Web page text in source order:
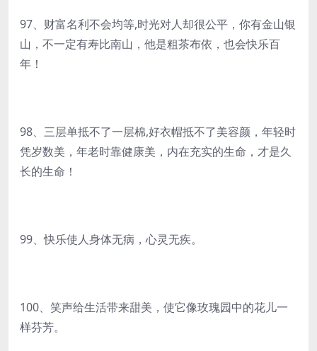
97、财富名利不会均等,时光对人却很公平，你有金山银
山，不一定有寿比南山，他是粗茶布依，也会快乐百
年！
98、三层单抵不了一层棉,好衣帽抵不了美容颜，年轻时
凭岁数美，年老时靠健康美，内在充实的生命，才是久
长的生命！
99、快乐使人身体无病，心灵无疾。
100、笑声给生活带来甜美，使它像玫瑰园中的花儿一
样芬芳。